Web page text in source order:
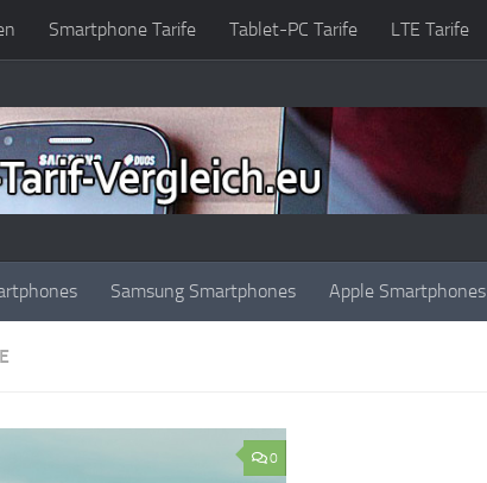
Smartphone Tarife Tablet-PC Tarife LTE Tarife
Samsung Smartphones Apple Smartphones
0